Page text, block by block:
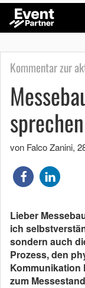
Kommentar zur
sprechen
von Falco Zanini,
Lieber
ich
sondern auch
Prozess, den
Kommunikation
zum